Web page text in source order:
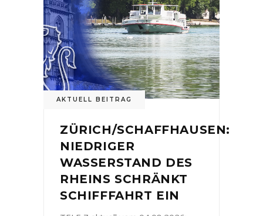
AKTUELL BEITRAG
ZÜRICH/SCHAFFHAUSEN:
NIEDRIGER
WASSERSTAND DES
RHEINS SCHRÄNKT
SCHIFFFAHRT EIN